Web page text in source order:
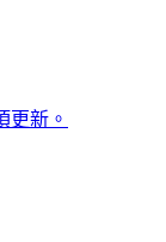
更新。